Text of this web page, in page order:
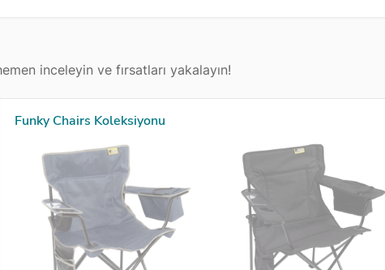
inceleyin ve fırsatları yakalayın!
Funky Chairs Koleksiyonu